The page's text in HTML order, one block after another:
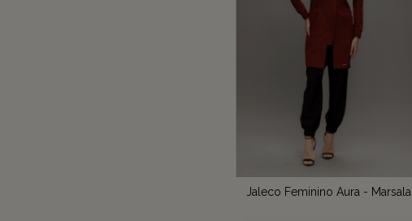
Jaleco Feminino Aura - Marsala